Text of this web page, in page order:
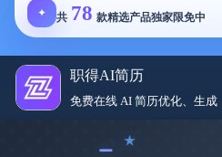
✦ 共 78 款精选产品独家限免中
职得AI简历
免费在线 AI 简历优化、生成
﹣